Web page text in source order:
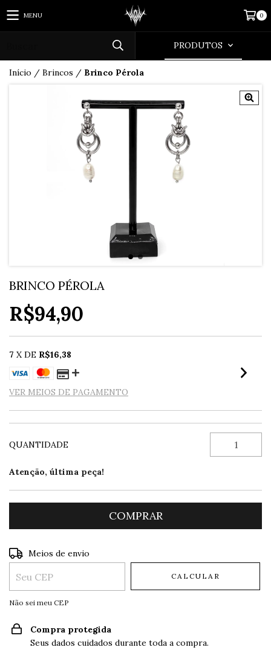
MENU 0
PRODUTOS
Início / Brincos / Brinco Pérola
BRINCO PÉROLA
R$94,90
7 X DE R$16,38
VER MEIOS DE PAGAMENTO
QUANTIDADE
Atenção, última peça!
Entregas para o CEP:
Meios de envio
CALCULAR
Não sei meu CEP
Compra protegida
Seus dados cuidados durante toda a compra.